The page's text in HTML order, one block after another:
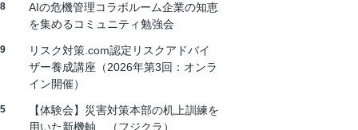
AIの危機管理コラボルーム企業の知恵
を集めるコミュニティ勉強会
リスク対策.com認定リスクアドバイ
ザー養成講座（2026年第3回：オンラ
イン開催）
【体験会】災害対策本部の机上訓練を
用いた新機軸 （フジクラ）